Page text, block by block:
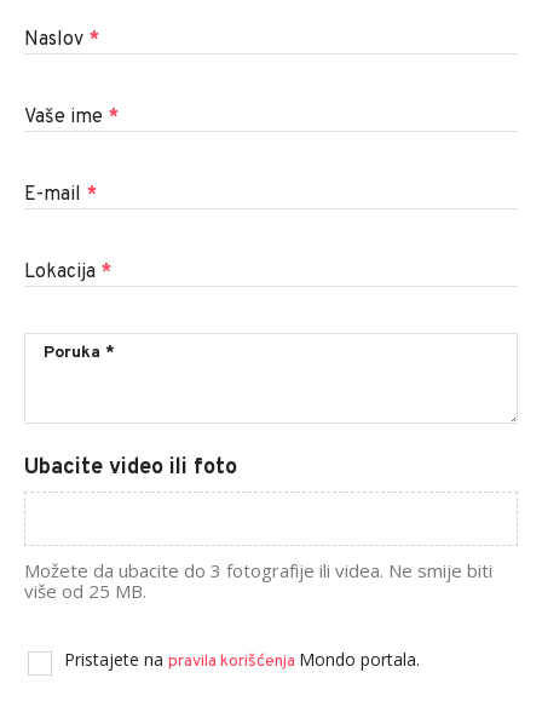
Naslov *
Vaše ime *
E-mail *
Lokacija *
Ubacite video ili foto
Možete da ubacite do 3 fotografije ili videa. Ne smije biti
više od 25 MB.
Pristajete na pravila korišćenja Mondo portala.